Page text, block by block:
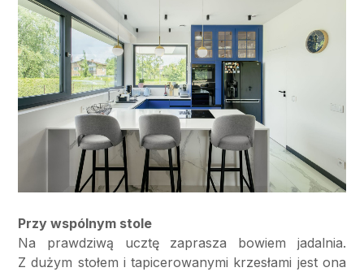
Przy wspólnym stole
Na prawdziwą ucztę zaprasza bowiem jadalnia.
Z dużym stołem i tapicerowanymi krzesłami jest ona